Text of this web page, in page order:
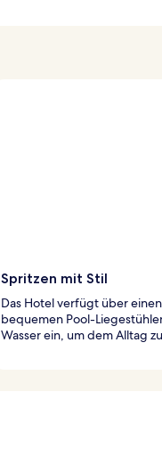
Spritzen mit Stil
Das Hotel verfügt über
bequemen Pool-
Wasser ein, um dem Alltag